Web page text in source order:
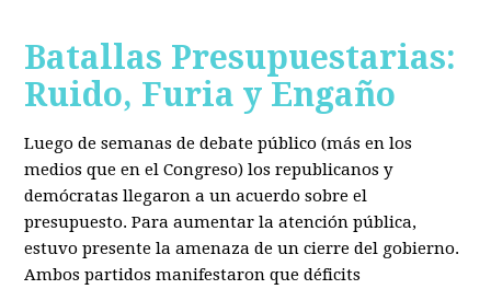
Batallas Presupuestarias:
Ruido, Furia y Engaño
Luego de semanas de debate público (más en los
medios que en el Congreso) los republicanos y
demócratas llegaron a un acuerdo sobre el
presupuesto. Para aumentar la atención pública,
estuvo presente la amenaza de un cierre del gobierno.
Ambos partidos manifestaron que déficits